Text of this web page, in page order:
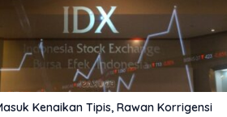
Kenaikan Tipis, Rawan Korrigensi